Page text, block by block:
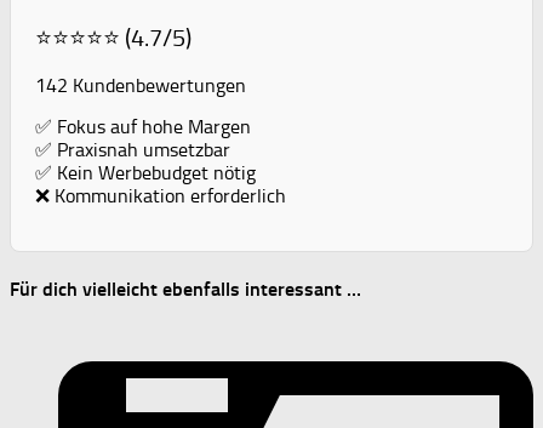
⭐⭐⭐⭐⭐ (4.7/5)
142 Kundenbewertungen
✅ Fokus auf hohe Margen
✅ Praxisnah umsetzbar
✅ Kein Werbebudget nötig
❌ Kommunikation erforderlich
Für dich vielleicht ebenfalls interessant …